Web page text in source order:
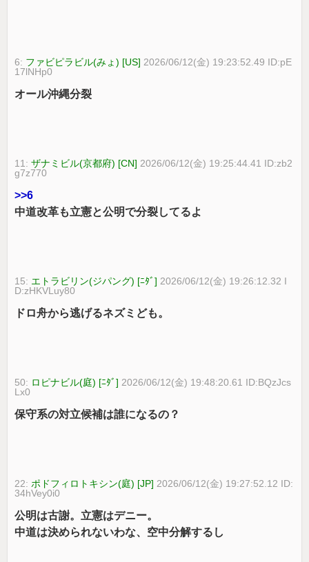
6: ファビピラビル(みょ) [US] 2026/06/12(金) 19:23:52.49 ID:pE
17lNHp0
オール沖縄分裂
11:ザナミビル(京都府) [CN] 2026/06/12(金) 19:25:44.41 ID:zb2
g7z770
>>6
中道改革も立憲と公明で分裂してるよ
15: エトラビリン(ジパング) [ﾆﾀﾞ] 2026/06/12(金) 19:26:12.32 I
D:zHKVLuy80
ドロ舟から逃げるネズミども。
50: ロピナビル(庭) [ﾆﾀﾞ] 2026/06/12(金) 19:48:20.61 ID:BQzJcs
Lx0
保守系の対立候補は誰になるの？
22: ポドフィロトキシン(庭) [JP] 2026/06/12(金) 19:27:52.12 ID:
34hVey0i0
公明は古謝。立憲はデニー。
中道は決められないわな、空中分解するし